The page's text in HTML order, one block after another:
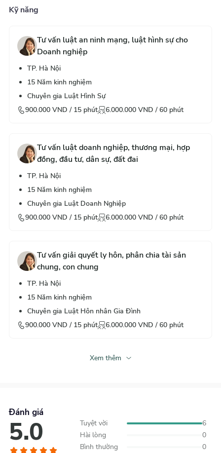
Kỹ năng
Tư vấn luật an ninh mạng, luật hình sự cho
Doanh nghiệp
TP. Hà Nội
15 Năm kinh nghiệm
Chuyên gia Luật Hình Sự
900.000 VND / 15 phút 6.000.000 VND /60 phút
Tư vấn luật doanh nghiệp, thương mại, hợp
đồng, đầu tư, dân sự, đất đai
TP. Hà Nội
15 Năm kinh nghiệm
Chuyên gia Luật Doanh Nghiệp
900.000 VND / 15 phút 6.000.000 VND /60 phút
Tư vấn giải quyết ly hôn, phân chia tài sản
chung, con chung
TP. Hà Nội
15 Năm kinh nghiệm
Chuyên gia Luật Hôn nhân Gia Đình
900.000 VND / 15 phút 6.000.000 VND /60 phút
Xem thêm
Đánh giá
5.0 Tuyệt vời
6
Hài lòng
0
Bình thường
0